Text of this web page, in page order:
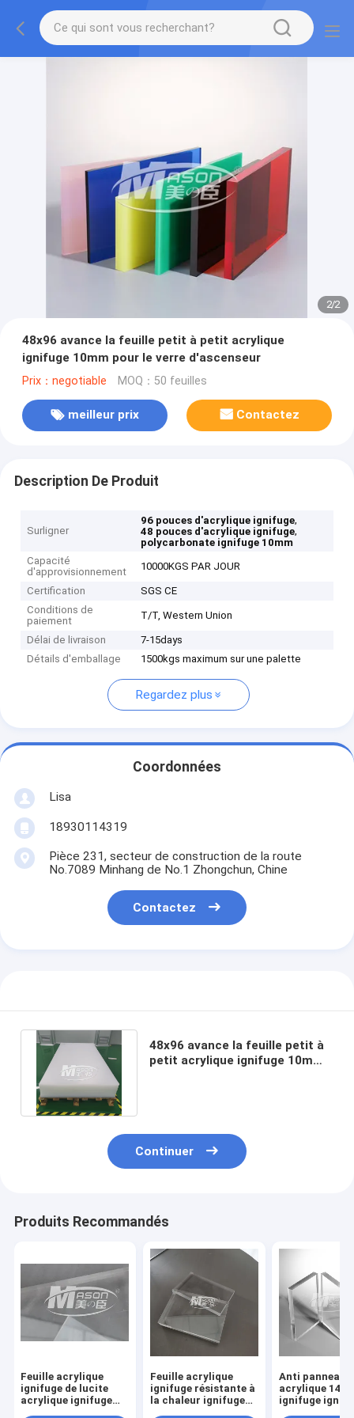
2/2
48x96 avance la feuille petit à petit acrylique
ignifuge 10mm pour le verre d'ascenseur
Prix：negotiable MOQ：50 feuilles
meilleur prix Contactez
Description De Produit
Surligner
96 pouces d'acrylique ignifuge,
48 pouces d'acrylique ignifuge,
polycarbonate ignifuge 10mm
Capacité
d'approvisionnement
10000KGS PAR JOUR
Certification
SGS CE
Conditions de
paiement
T/T, Western Union
Délai de livraison
7-15days
Détails d'emballage
1500kgs maximum sur une palette
Regardez plus
Coordonnées
Lisa
18930114319
Pièce 231, secteur de construction de la route
No.7089 Minhang de No.1 Zhongchun, Chine
Contactez
48x96 avance la feuille petit à
petit acrylique ignifuge 10mm
Continuer
Produits Recommandés
Feuille acrylique
ignifuge de lucite
acrylique ignifuge
Feuille acrylique
ignifuge résistante à
la chaleur ignifuge
Anti panneau
acrylique
ignifuge